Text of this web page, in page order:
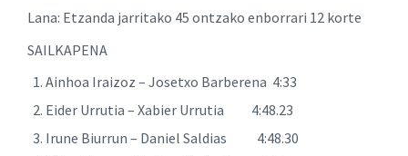
Lana: Etzanda jarritako 45 ontzako enborrari 12 korte
SAILKAPENA
Ainhoa Iraizoz – Josetxo Barberena 4:33
Eider Urrutia – Xabier Urrutia 4:48.23
Irune Biurrun – Daniel Saldias 4:48.30